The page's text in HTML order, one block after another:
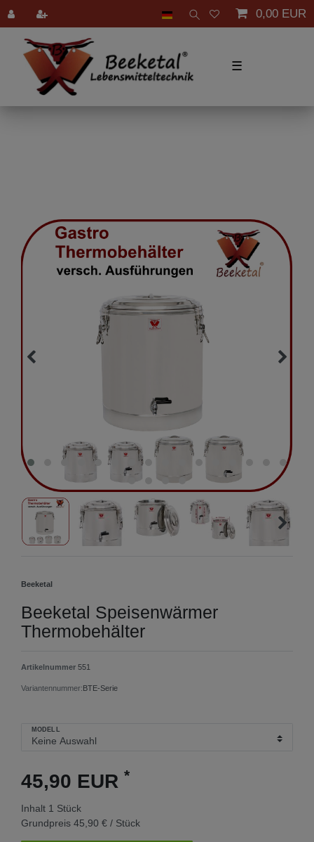
0,00 EUR
☰
Beeketal
Beeketal Speisenwärmer
Thermobehälter
Artikelnummer 551
Variantennummer:BTE-Serie
MODELL
45,90 EUR *
Inhalt 1 Stück
Grundpreis 45,90 € / Stück